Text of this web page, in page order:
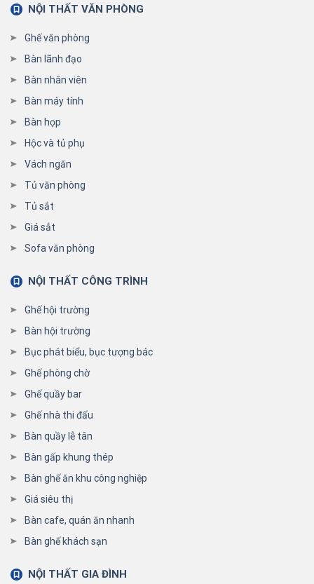
NỘI THẤT VĂN PHÒNG
Ghế văn phòng
Bàn lãnh đạo
Bàn nhân viên
Bàn máy tính
Bàn họp
Hộc và tủ phụ
Vách ngăn
Tủ văn phòng
Tủ sắt
Giá sắt
Sofa văn phòng
NỘI THẤT CÔNG TRÌNH
Ghế hội trường
Bàn hội trường
Bục phát biểu, bục tượng bác
Ghế phòng chờ
Ghế quầy bar
Ghế nhà thi đấu
Bàn quầy lễ tân
Bàn gấp khung thép
Bàn ghế ăn khu công nghiệp
Giá siêu thị
Bàn cafe, quán ăn nhanh
Bàn ghế khách sạn
NỘI THẤT GIA ĐÌNH